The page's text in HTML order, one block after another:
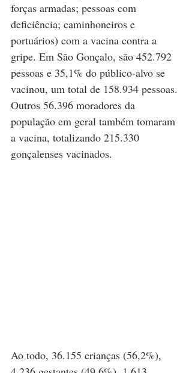
forças armadas; pessoas com
deficiência; caminhoneiros e
portuários) com a vacina contra a
gripe. Em São Gonçalo, são 452.792
pessoas e 35,1% do público-alvo se
vacinou, um total de 158.934 pessoas.
Outros 56.396 moradores da
população em geral também tomaram
a vacina, totalizando 215.330
gonçalenses vacinados.
Ao todo, 36.155 crianças (56,2%),